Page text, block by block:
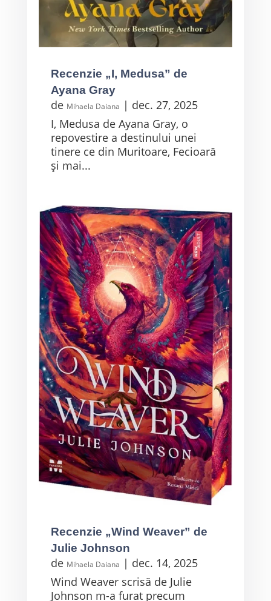
Recenzie „I, Medusa” de
Ayana Gray
de Mihaela Daiana | dec. 27, 2025
I, Medusa de Ayana Gray, o
repovestire a destinului unei
tinere ce din Muritoare, Fecioară
și mai...
Recenzie „Wind Weaver” de
Julie Johnson
de Mihaela Daiana | dec. 14, 2025
Wind Weaver scrisă de Julie
Johnson m-a furat precum